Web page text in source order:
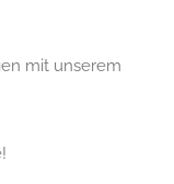
mit unserem